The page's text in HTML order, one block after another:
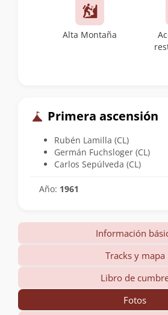
Alta Montaña
Primera ascensión
Rubén Lamilla (CL)
Germán Fuchsloger (CL)
Carlos Sepúlveda (CL)
Año: 1961
Información
Tracks y mapa
Libro de
Fotos